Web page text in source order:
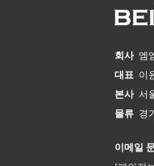
회사엠
대표 이
본사서
물류 경
이메일